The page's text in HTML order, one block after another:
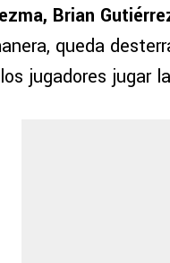
Brian
queda
jugadores jugar